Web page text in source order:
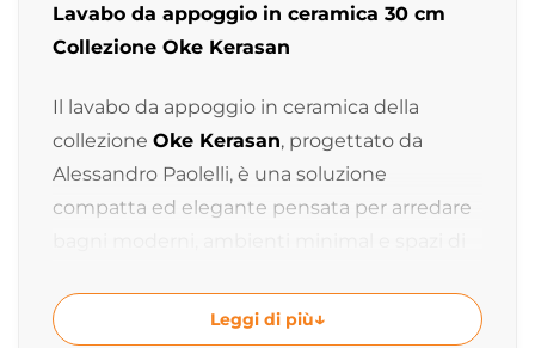
Lavabo da appoggio in ceramica 30 cm
Collezione Oke Kerasan
Il lavabo da appoggio in ceramica della
collezione Oke Kerasan, progettato da
Alessandro Paolelli, è una soluzione
compatta ed elegante pensata per arredare
contemporaneo ed essenziale.
Leggi di più